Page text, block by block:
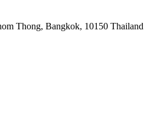
Thong, Bangkok, 10150 Thailand